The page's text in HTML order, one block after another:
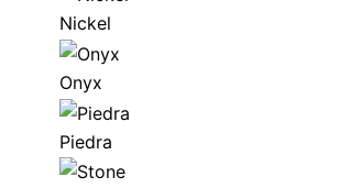
Nickel
Onyx
Piedra